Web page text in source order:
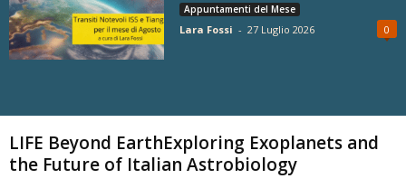
Appuntamenti del Mese
Lara Fossi - 27 Luglio 2026 0
LIFE Beyond EarthExploring Exoplanets and
the Future of Italian Astrobiology